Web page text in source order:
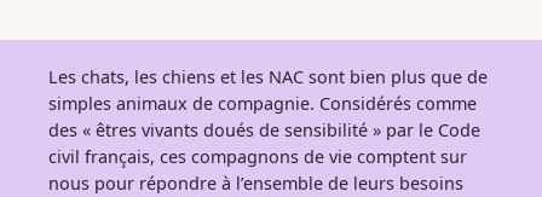
Les chats, les chiens et les NAC sont bien plus que de
simples animaux de compagnie. Considérés comme
des « êtres vivants doués de sensibilité » par le Code
civil français, ces compagnons de vie comptent sur
nous pour répondre à l’ensemble de leurs besoins